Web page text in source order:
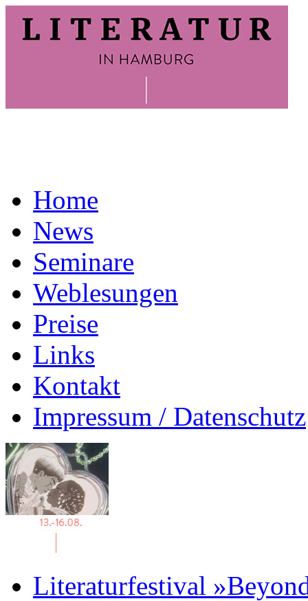
Home
News
Seminare
Weblesungen
Preise
Links
Kontakt
Impressum / Datenschutz
Literaturfestival